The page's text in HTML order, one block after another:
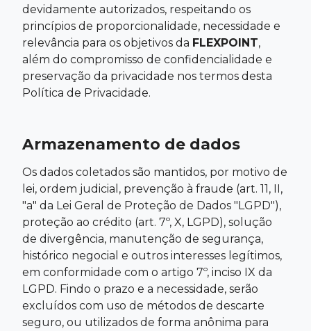
devidamente autorizados, respeitando os
princípios de proporcionalidade, necessidade e
relevância para os objetivos da FLEXPOINT,
além do compromisso de confidencialidade e
preservação da privacidade nos termos desta
Política de Privacidade.
Armazenamento de dados
Os dados coletados são mantidos, por motivo de
lei, ordem judicial, prevenção à fraude (art. 11, II,
"a" da Lei Geral de Proteção de Dados "LGPD"),
proteção ao crédito (art. 7º, X, LGPD), solução
de divergência, manutenção de segurança,
histórico negocial e outros interesses legítimos,
em conformidade com o artigo 7º, inciso IX da
LGPD. Findo o prazo e a necessidade, serão
excluídos com uso de métodos de descarte
seguro, ou utilizados de forma anônima para